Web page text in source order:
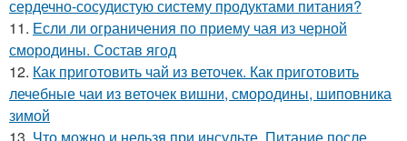
сердечно-сосудистую систему продуктами питания?
11. Если ли ограничения по приему чая из черной
смородины. Состав ягод
12. Как приготовить чай из веточек. Как приготовить
лечебные чаи из веточек вишни, смородины, шиповника
зимой